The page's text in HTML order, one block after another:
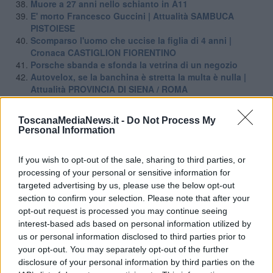
ToscanaMediaNews.it - Do Not Process My
Personal Information
If you wish to opt-out of the sale, sharing to third parties, or
processing of your personal or sensitive information for
targeted advertising by us, please use the below opt-out
section to confirm your selection. Please note that after your
opt-out request is processed you may continue seeing
interest-based ads based on personal information utilized by
us or personal information disclosed to third parties prior to
your opt-out. You may separately opt-out of the further
disclosure of your personal information by third parties on the
Muore a 27 anni nello schianto in A11
E' morto Francesco Guccini | Attualità SAMBUCA
PISTOIESE
Scomparso l'uomo che uccise la figlia di 4 anni |
Cronaca CASTIGLION FIORENTINO
Porsche sbanda e sfonda la vetrina di un negozio
Autovelox, se la banchina è stretta la multa è nulla |
Attualità PROVINCIA DI SIENA / ROMA
"Targa clonata", occhio alla truffa dei falsi vigili
Calci e pugni ai sanitari del pronto soccorso | Cronaca
LUCCA
La piantagione di cannabis nella serra domestica |
Graticola meteo, record di tenacia per il caldo | Attualità
TOSCANA
Notte di fuoco e il bosco brucia ancora | Cronaca
FIRENZUOLA
Bambino inglese si perde sulle Mura di Lucca | Attualità
LUCCA
Casa occupata durante le vacanze, che fare | Attualità
TOSCANA
Inneggiava alla Jihad e al nazismo, adolescente